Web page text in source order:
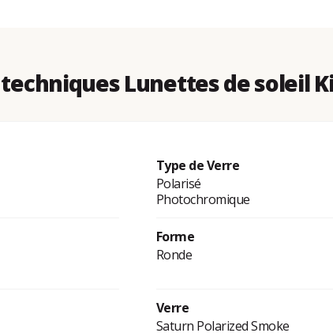
Lunettes de soleil
Type de Verre
Polarisé
Photochromique
Forme
Ronde
Verre
Saturn Polarized Smoke